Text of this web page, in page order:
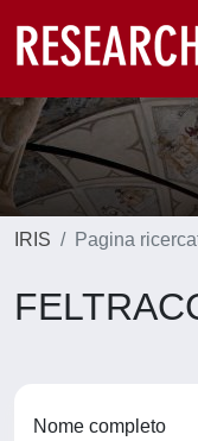
IRIS Pagina
Nome completo